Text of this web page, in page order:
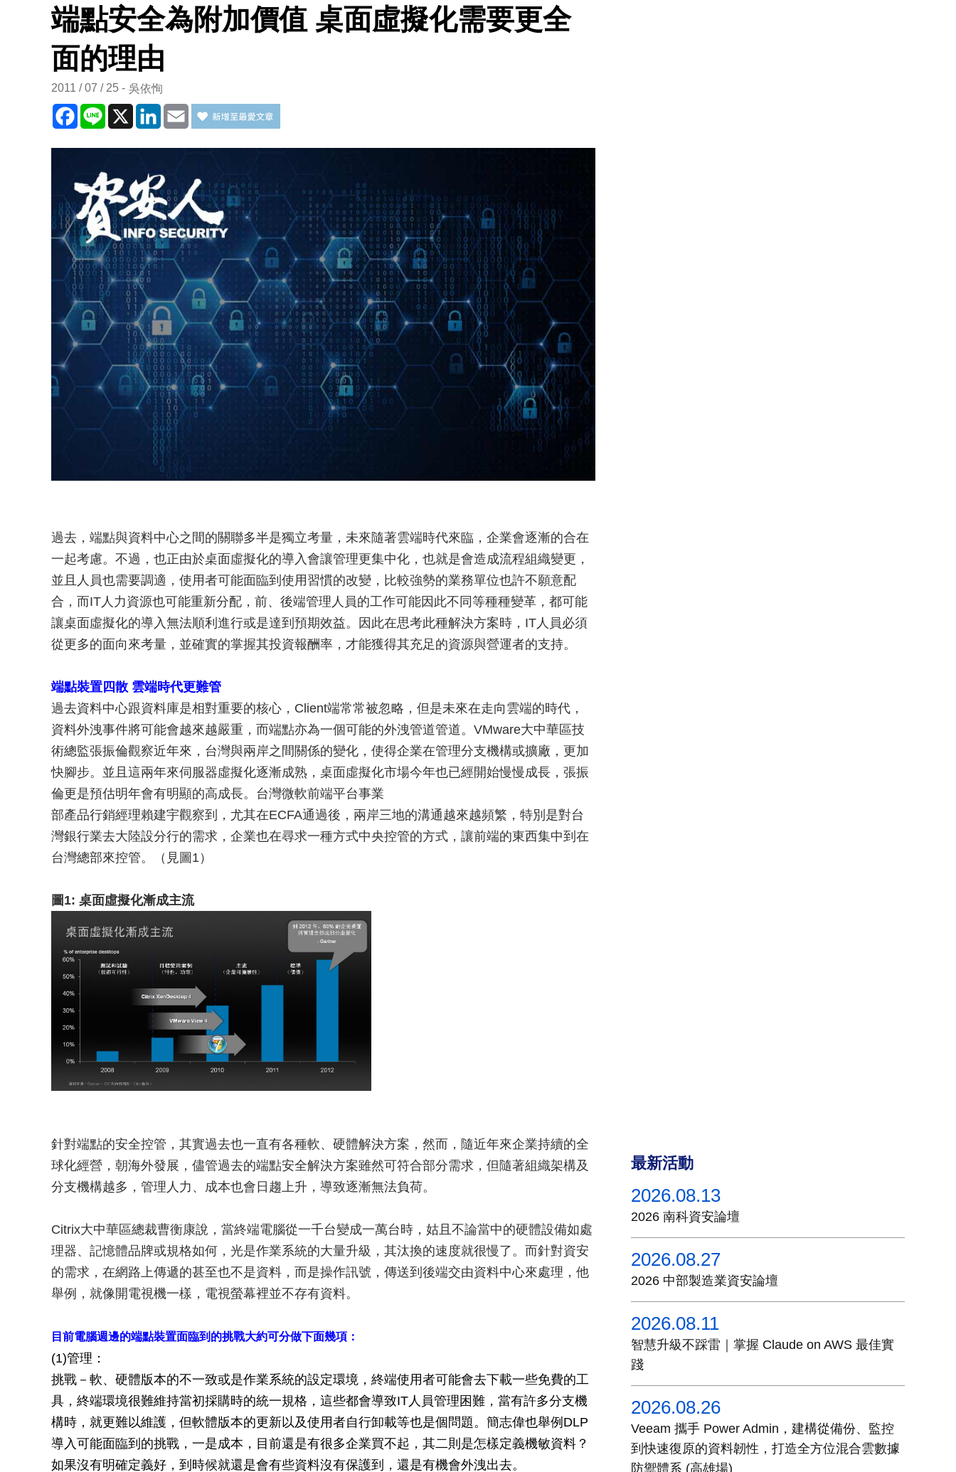
端點安全為附加價值 桌面虛擬化需要更全
面的理由
2011 / 07 / 25 吳依恂
Facebook
Line X LinkedInEmail
過去，端點與資料中心之間的關聯多半是獨立考量，未來隨著雲端時代來臨，企業會逐漸的合在
一起考慮。不過，也正由於桌面虛擬化的導入會讓管理更集中化，也就是會造成流程組織變更，
並且人員也需要調適，使用者可能面臨到使用習慣的改變，比較強勢的業務單位也許不願意配
合，而IT人力資源也可能重新分配，前、後端管理人員的工作可能因此不同等種種變革，都可能
讓桌面虛擬化的導入無法順利進行或是達到預期效益。因此在思考此種解決方案時，IT人員必須
從更多的面向來考量，並確實的掌握其投資報酬率，才能獲得其充足的資源與營運者的支持。
端點裝置四散 雲端時代更難管
過去資料中心跟資料庫是相對重要的核心，Client端常常被忽略，但是未來在走向雲端的時代，
資料外洩事件將可能會越來越嚴重，而端點亦為一個可能的外洩管道管道。VMware大中華區技
術總監張振倫觀察近年來，台灣與兩岸之間關係的變化，使得企業在管理分支機構或擴廠，更加
快腳步。並且這兩年來伺服器虛擬化逐漸成熟，桌面虛擬化市場今年也已經開始慢慢成長，張振
倫更是預估明年會有明顯的高成長。台灣微軟前端平台事業
部產品行銷經理賴建宇觀察到，尤其在ECFA通過後，兩岸三地的溝通越來越頻繁，特別是對台
灣銀行業去大陸設分行的需求，企業也在尋求一種方式中央控管的方式，讓前端的東西集中到在
台灣總部來控管。（見圖1）
圖1: 桌面虛擬化漸成主流
針對端點的安全控管，其實過去也一直有各種軟、硬體解決方案，然而，隨近年來企業持續的全
球化經營，朝海外發展，儘管過去的端點安全解決方案雖然可符合部分需求，但隨著組織架構及
分支機構越多，管理人力、成本也會日趨上升，導致逐漸無法負荷。
Citrix大中華區總裁曹衡康說，當終端電腦從一千台變成一萬台時，姑且不論當中的硬體設備如處
理器、記憶體品牌或規格如何，光是作業系統的大量升級，其汰換的速度就很慢了。而針對資安
的需求，在網路上傳遞的甚至也不是資料，而是操作訊號，傳送到後端交由資料中心來處理，他
舉例，就像開電視機一樣，電視螢幕裡並不存有資料。
目前電腦週邊的端點裝置面臨到的挑戰大約可分做下面幾項：
(1)管理：
挑戰－軟、硬體版本的不一致或是作業系統的設定環境，終端使用者可能會去下載一些免費的工
具，終端環境很難維持當初採購時的統一規格，這些都會導致IT人員管理困難，當有許多分支機
構時，就更難以維護，但軟體版本的更新以及使用者自行卸載等也是個問題。簡志偉也舉例DLP
導入可能面臨到的挑戰，一是成本，目前還是有很多企業買不起，其二則是怎樣定義機敏資料？
如果沒有明確定義好，到時候就還是會有些資料沒有保護到，還是有機會外洩出去。
最新活動
2026.08.13
2026 南科資安論壇
2026.08.27
2026 中部製造業資安論壇
2026.08.11
智慧升級不踩雷｜掌握 Claude on AWS 最佳實
踐
2026.08.26
Veeam 攜手 Power Admin，建構從備份、監控
到快速復原的資料韌性，打造全方位混合雲數據
防禦體系 (高雄場)